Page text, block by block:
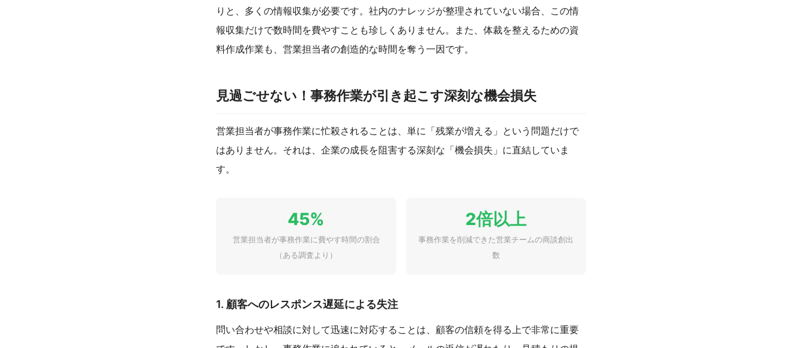
りと、多くの情報収集が必要です。社内のナレッジが整理されていない場合、この情
報収集だけで数時間を費やすことも珍しくありません。また、体裁を整えるための資
料作成作業も、営業担当者の創造的な時間を奪う一因です。
見過ごせない！事務作業が引き起こす深刻な機会損失
営業担当者が事務作業に忙殺されることは、単に「残業が増える」という問題だけで
はありません。それは、企業の成長を阻害する深刻な「機会損失」に直結していま
す。
45%
営業担当者が事務作業に費やす時間の割合
（ある調査より）
2倍以上
事務作業を削減できた営業チームの商談創出
数
1. 顧客へのレスポンス遅延による失注
問い合わせや相談に対して迅速に対応することは、顧客の信頼を得る上で非常に重要